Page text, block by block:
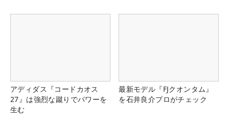
アディダス『コードカオス
27』は強烈な蹴りでパワーを
生む
最新モデル『FJクオンタム』
を石井良介プロがチェック